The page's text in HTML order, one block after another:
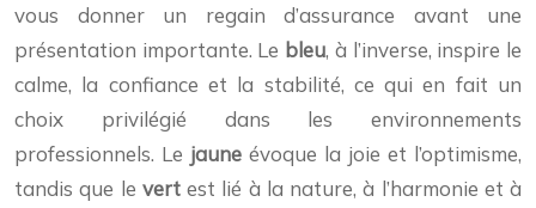
vous donner un regain d’assurance avant une
présentation importante. Le bleu, à l’inverse, inspire le
calme, la confiance et la stabilité, ce qui en fait un
choix privilégié dans les environnements
professionnels. Le jaune évoque la joie et l’optimisme,
tandis que le vertest lié à la nature, à l’harmonie et à